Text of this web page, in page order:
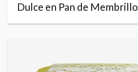
Dulce en Pan de Membrillo